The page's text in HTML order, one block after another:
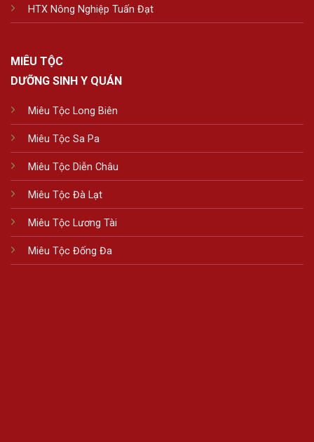
HTX Nông Nghiệp Tuấn Đạt
MIÊU TỘC
DƯỠNG SINH Y QUÁN
Miêu Tộc Long Biên
Miêu Tộc Sa Pa
Miêu Tộc Diễn Châu
Miêu Tộc Đà Lạt
Miêu Tộc Lương Tài
Miêu Tộc Đống Đa